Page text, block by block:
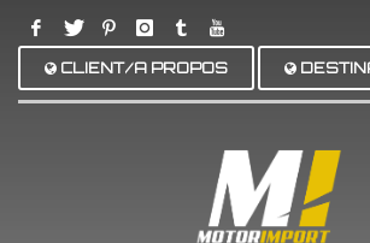
CLIENT/A PROPOS